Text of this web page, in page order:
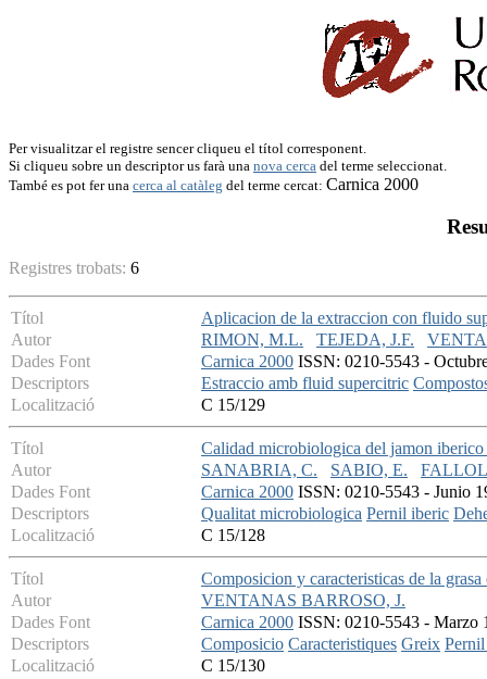
Per visualitzar el registre sencer cliqueu el títol corresponent.
Si cliqueu sobre un descriptor us farà una nova cerca del terme seleccionat.
També es pot fer una cerca al catàleg del terme cercat: Carnica 2000
Registres trobats: 6
Títol
Aplicacion de la extraccion con fluido
Autor
RIMON, M.L. TEJEDA, J.F.
Dades Font
Carnica 2000 ISSN: 0210-5543 -
Descriptors
Estraccio amb fluid supercitric
Localització
C 15/129
Títol
Calidad microbiologica del jamon
Autor
SANABRIA, C. SABIO, E.
Dades Font
Carnica 2000 ISSN: 0210-5543 - Junio
Descriptors
Qualitat microbiologica Pernil iberic
Localització
C 15/128
Títol
Composicion y caracteristicas de la
Autor
VENTANAS BARROSO, J.
Dades Font
Carnica 2000 ISSN: 0210-5543 - Marzo
Descriptors
Composicio Caracteristiques Greix
Localització
C 15/130